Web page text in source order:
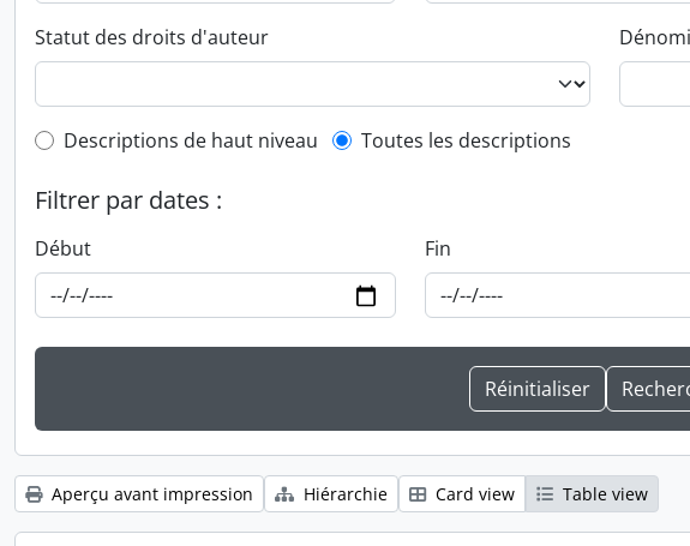
Statut des droits d'auteur
Top-level description filter
Descriptions de haut niveau Toutes les descriptions
Filtrer par dates :
Début Fin
Aperçu avant impression Hiérarchie Card view Table view